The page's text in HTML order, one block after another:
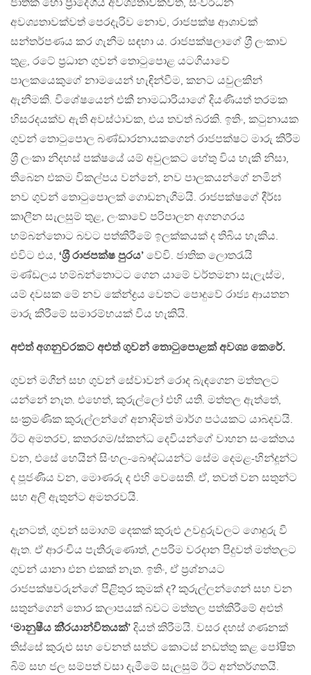
ජාතික හෝ ප‍්‍රාදේශීය අවශ්‍යතාවක්වත්, සංවර්ධන
අවශ්‍යතාවක්වත් පෙරදැරිව නොව, රාජපක්ෂ ආශාවක්
සන්තර්පණය කර ගැනීම සඳහා ය. රාජපක්ෂලාගේ ශ‍්‍රී ලංකාව
තුළ, රටේ ප‍්‍රධාන ගුවන් තොටුපොළ යටගියාවේ
පාලකයෙකුගේ නාමයෙන් හැඳින්වීම, කනට යවුලකින්
ඇනීමකි. විශේෂයෙන් එකී නාමධාරියාගේ දියණියත් තරමක
හිසරදයක්ව ඇති අවස්ථාවක, එය තවත් බරකි. ඉතිං, කටුනායක
ගුවන් තොටුපොල බණ්ඩාරනායකගෙන් රාජපක්ෂට මාරු කිරීම
ශ‍්‍රී ලංකා නිදහස් පක්ෂයේ යම් අවුලකට හේතු විය හැකි නිසා,
තිබෙන එකම විකල්පය වන්නේ, නව පාලකයන්ගේ නමින්
නව ගුවන් තොටුපොලක් ගොඩනැගීමයි. රාජපක්ෂගේ දීර්ඝ
කාලීන සැලසුම් තුළ, ලංකාවේ පරිපාලන අගනගරය
හම්බන්තොට බවට පත්කිරීමේ ඉලක්කයක් ද තිබිය හැකිය.
එවිට එය, ‘ශ‍්‍රී රාජපක්ෂ පුරය’ වේවි. ජාතික ලොතරැයි
මණ්ඩලය හම්බන්තොටට ගෙන යාමේ වර්තමනා සැලැස්ම,
යම් දවසක මේ නව කේන්ද්‍රය වෙතට පොදුවේ රාජ්‍ය ආයතන
මාරු කිරීමේ සමාරම්භයක් විය හැකියි.
අළුත් අගනුවරකට අළුත් ගුවන් තොටුපොළක් අවශ්‍ය කෙරේ.
ගුවන් මගීන් සහ ගුවන් සේවාවන් රොද බැඳගෙන මත්තලට
යන්නේ නැත. එහෙත්, කුරුල්ලෝ එහි යති. මත්තල ඇත්තේ,
සංක‍්‍රමණික කුරුල්ලන්ගේ අනාදිමත් මාර්ග පථයකට යාබදවයි.
ඊට අමතරව, කතරගම/ස්කන්ධ දෙවියන්ගේ වාහන සංකේතය
වන, එසේ හෙයින් සිංහල-බෞද්ධයන්ට සේම දෙමළ-හින්දූන්ට
ද පූජණීය වන, මොණරු ද එහි වෙසෙති. ඒ, තවත් වන සතුන්ට
සහ අලි ඇතුන්ට අමතරවයි.
දැනටත්, ගුවන් සමාගම් දෙකක් කුරුළු උවදුරුවලට ගොදුරු වී
ඇත. ඒ ආරංචිය පැතිරුණොත්, උපරිම වරදාන පිදුවත් මත්තලට
ගුවන් යානා එන එකක් නැත. ඉතිං, ඒ ප‍්‍රශ්නයට
රාජපක්ෂවරුන්ගේ පිළිතුර කුමක් ද? කුරුල්ලන්ගෙන් සහ වන
සතුන්ගෙන් තොර කලාපයක් බවට මත්තල පත්කිරීමේ අළුත්
‘මානුෂීය කි‍්‍රයාන්විතයක්’ දියත් කිරීමයි. වසර දහස් ගණනක්
තිස්සේ කුරුළු සහ වෙනත් සත්ව කොටස් නඩත්තු කළ පෝෂිත
බිම් සහ ජල සම්පත් වසා දැමීමේ සැලසුම් ඊට අන්තර්ගතයි.